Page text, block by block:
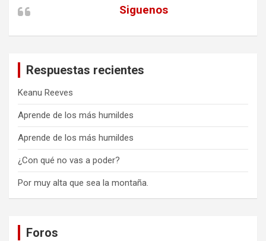
Siguenos
Respuestas recientes
Keanu Reeves
Aprende de los más humildes
Aprende de los más humildes
¿Con qué no vas a poder?
Por muy alta que sea la montaña.
Foros